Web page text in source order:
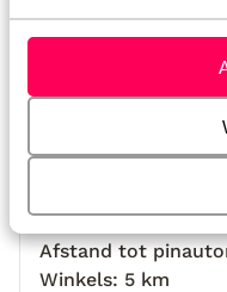
Afstanden
Centrum Playa
Centrum Puerto
Afstand tot
Manrique Airport
Haven: 4 km
Afstand tot
Winkels: 5 km